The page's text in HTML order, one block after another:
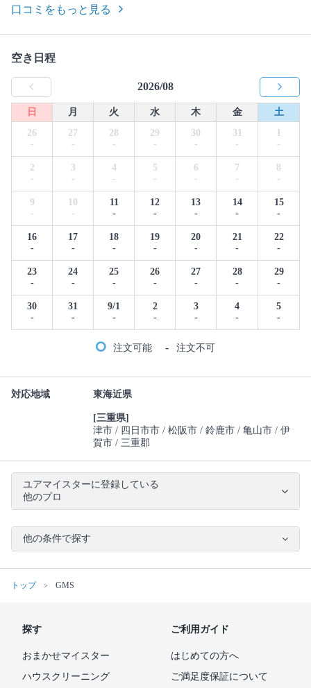
口コミをもっと見る
空き日程
2026/08
日 月 火 水 木 金
土
26
-
27
-
28
-
29
-
30
-
31
-
1
-
2
-
3
-
4
-
5
-
6
-
7
-
8
-
9
-
10
-
11
-
12
-
13
-
14
-
15
-
16
-
17
-
18
-
19
-
20
-
21
-
22
-
23
-
24
-
25
-
26
-
27
-
28
-
29
-
30
-
31
-
9/1
-
2
-
3
-
4
-
5
-
注文可能 - 注文不可
対応地域 東海近県
[三重県]
津市 四日市市 松阪市 鈴鹿市 亀山市 伊
賀市 三重郡
ユアマイスターに登録している
他のプロ
他の条件で探す
トップ GMS
探す
おまかせマイスター
ハウスクリーニング
ご利用ガイド
はじめての方へ
ご満足度保証について